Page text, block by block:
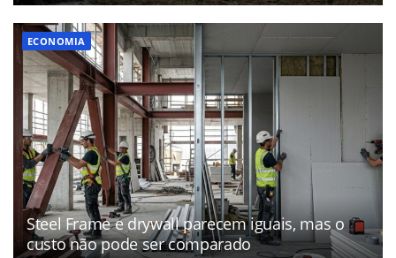
ECONOMIA
Steel Frame e drywall parecem iguais, mas o
custo não pode ser comparado